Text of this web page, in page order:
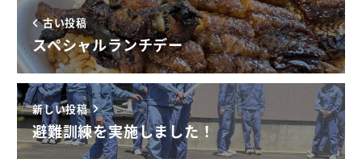
古い投稿
スペシャルランチデー
新しい投稿
避難訓練を実施しました！